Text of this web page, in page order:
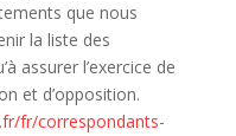
que nous
la liste des
assurer l’exercice de
et d’opposition.
fr/correspondants-